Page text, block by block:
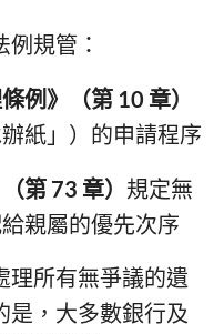
規管：
例》（第 10 章）
紙」）的申請程序
第 73 章） 規定無
親屬的優先次序
理所有無爭議的遺
是，大多數銀行及